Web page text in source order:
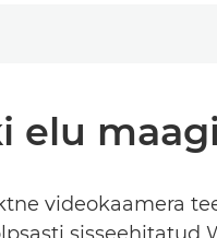
elu
videokaamera